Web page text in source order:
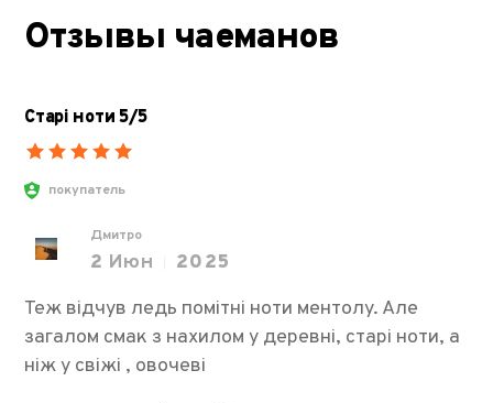
Отзывы чаеманов
Старі ноти 5/5
покупатель
Дмитро
2 Июн
2025
Теж відчув ледь помітні ноти ментолу. Але
загалом смак з нахилом у деревні, старі ноти, а
ніж у свіжі , овочеві